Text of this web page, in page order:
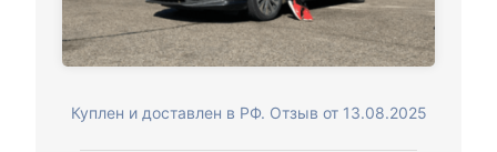
Куплен и доставлен в РФ. Отзыв от 13.08.2025